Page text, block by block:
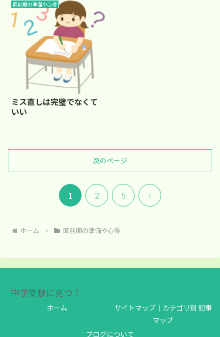
直前期の準備や心得
ミス直しは完璧でなくて
いい
次のページ
1 2 5
次
ホーム 直前期の準備や心得
中学受験に克つ！
ホーム
サイトマップ｜カテゴリ別 記事
マップ
ブログについて